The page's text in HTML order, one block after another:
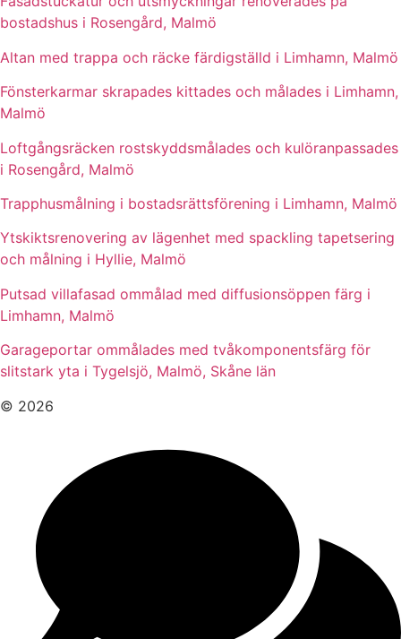
bostadshus i Rosengård, Malmö
Altan med trappa och räcke färdigställd i Limhamn, Malmö
Fönsterkarmar skrapades kittades och målades i Limhamn,
Malmö
Loftgångsräcken rostskyddsmålades och kulöranpassades
i Rosengård, Malmö
Trapphusmålning i bostadsrättsförening i Limhamn, Malmö
Ytskiktsrenovering av lägenhet med spackling tapetsering
och målning i Hyllie, Malmö
Putsad villafasad ommålad med diffusionsöppen färg i
Limhamn, Malmö
Garageportar ommålades med tvåkomponentsfärg för
slitstark yta i Tygelsjö, Malmö, Skåne län
© 2026